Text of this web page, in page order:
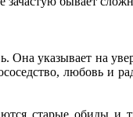
указывает на
любовь и